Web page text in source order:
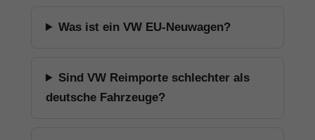
Was ist ein VW EU-Neuwagen?
Sind VW Reimporte schlechter als
deutsche Fahrzeuge?